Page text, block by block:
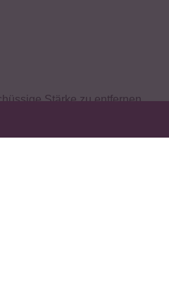
Stärke zu entfernen.
lassen.
stellen und den Reis
verdampft ist.